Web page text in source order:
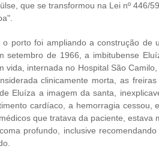
que se transformou na Lei nº 446/
porto foi ampliando a construção de
setembro de 1966, a imbitubense
internada no Hospital São
clinicamente morta, as
Eluíza a imagem da santa,
cardíaco, a hemorragia cessou,
que tratava da paciente, estava
profundo, inclusive